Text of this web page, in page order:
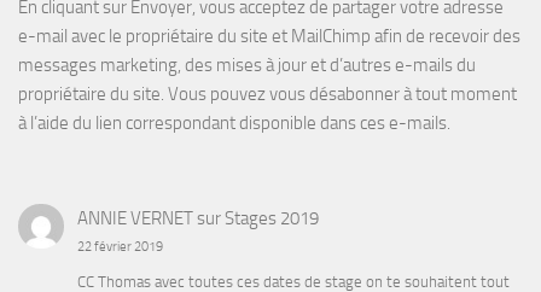
En cliquant sur Envoyer, vous acceptez de partager votre adresse
e-mail avec le propriétaire du site et MailChimp afin de recevoir des
messages marketing, des mises à jour et d’autres e-mails du
propriétaire du site. Vous pouvez vous désabonner à tout moment
à l’aide du lien correspondant disponible dans ces e-mails.
ANNIE VERNETsur Stages 2019
22 février 2019
CC Thomas avec toutes ces dates de stage on te souhaitent tout